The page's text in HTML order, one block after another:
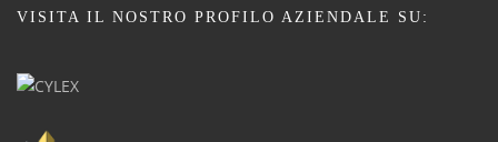
VISITA IL NOSTRO PROFILO AZIENDALE SU: